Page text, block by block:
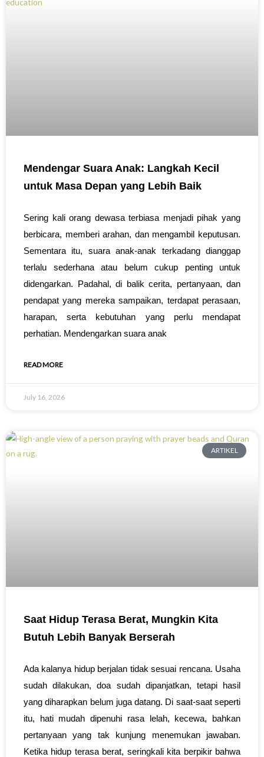
Mendengar Suara Anak: Langkah Kecil
untuk Masa Depan yang Lebih Baik
Sering kali orang dewasa terbiasa menjadi pihak yang
berbicara, memberi arahan, dan mengambil keputusan.
Sementara itu, suara anak-anak terkadang dianggap
terlalu sederhana atau belum cukup penting untuk
didengarkan. Padahal, di balik cerita, pertanyaan, dan
pendapat yang mereka sampaikan, terdapat perasaan,
harapan, serta kebutuhan yang perlu mendapat
perhatian. Mendengarkan suara anak
READ MORE
July 16, 2026
ARTIKEL
Saat Hidup Terasa Berat, Mungkin Kita
Butuh Lebih Banyak Berserah
Ada kalanya hidup berjalan tidak sesuai rencana. Usaha
sudah dilakukan, doa sudah dipanjatkan, tetapi hasil
yang diharapkan belum juga datang. Di saat-saat seperti
itu, hati mudah dipenuhi rasa lelah, kecewa, bahkan
pertanyaan yang tak kunjung menemukan jawaban.
Ketika hidup terasa berat, seringkali kita berpikir bahwa